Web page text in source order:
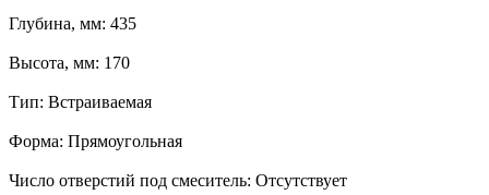
Глубина, мм: 435
Высота, мм: 170
Тип: Встраиваемая
Форма: Прямоугольная
Число отверстий под смеситель: Отсутствует